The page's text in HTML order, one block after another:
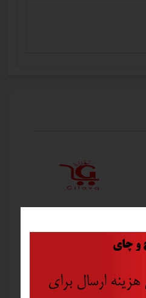
و چای
ارسال برای